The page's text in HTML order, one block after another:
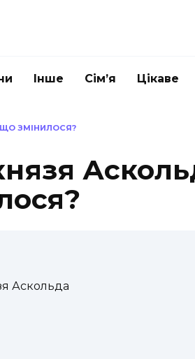
Інше Сім’я Цікаве
ЗМІНИЛОСЯ?
Аскольда